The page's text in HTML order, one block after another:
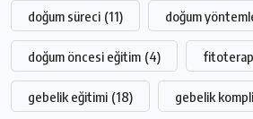
doğum süreci (11) doğum
doğum öncesi eğitim (4)
gebelik eğitimi (18) gebelik